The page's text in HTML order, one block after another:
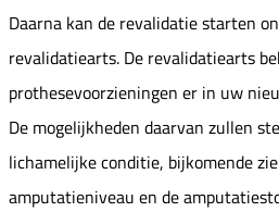
Daarna kan de revalidatie starten
revalidatiearts. De revalidatiearts
prothesevoorzieningen er in uw
De mogelijkheden daarvan zullen
lichamelijke conditie, bijkomende
amputatieniveau en de